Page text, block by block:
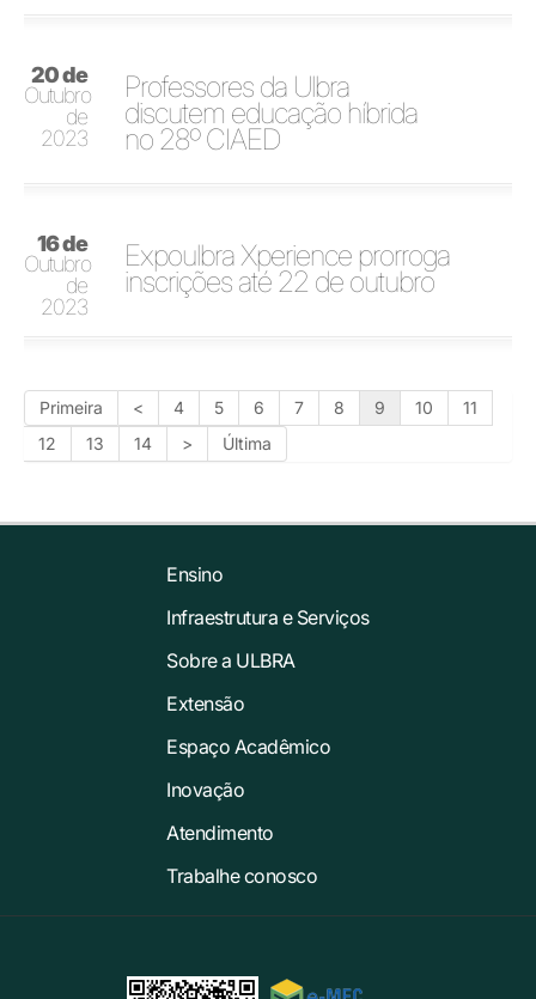
20 de
Outubro
de
2023
Professores da Ulbra
discutem educação híbrida
no 28º CIAED
16 de
Outubro
de
2023
Expoulbra Xperience prorroga
inscrições até 22 de outubro
Primeira < 4 5 6 7 8 9 10
11
12
13 14 > Última
Ensino
Infraestrutura e Serviços
Sobre a ULBRA
Extensão
Espaço Acadêmico
Inovação
Atendimento
Trabalhe conosco